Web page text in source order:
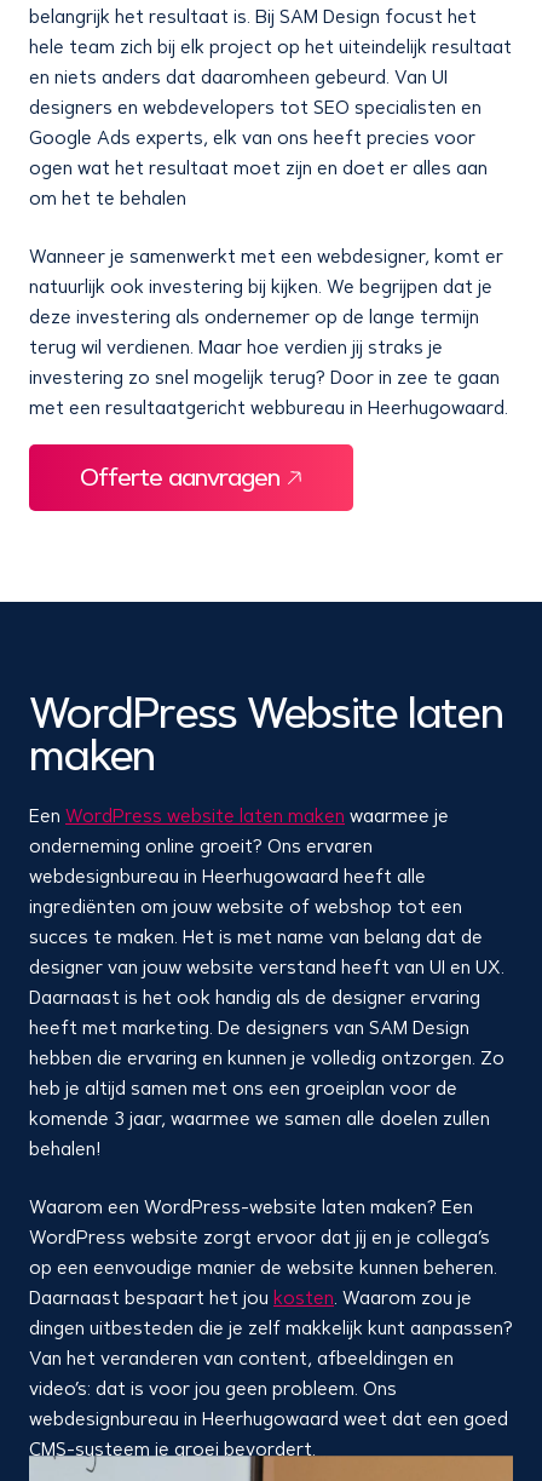
belangrijk het resultaat is. Bij SAM Design focust het
hele team zich bij elk project op het uiteindelijk resultaat
en niets anders dat daaromheen gebeurd. Van UI
designers en webdevelopers tot SEO specialisten en
Google Ads experts, elk van ons heeft precies voor
ogen wat het resultaat moet zijn en doet er alles aan
om het te behalen
Wanneer je samenwerkt met een webdesigner, komt er
natuurlijk ook investering bij kijken. We begrijpen dat je
deze investering als ondernemer op de lange termijn
terug wil verdienen. Maar hoe verdien jij straks je
investering zo snel mogelijk terug? Door in zee te gaan
met een resultaatgericht webbureau in Heerhugowaard.
Offerte aanvragen
WordPress Website laten
maken
Een WordPress website laten maken waarmee je
onderneming online groeit? Ons ervaren
webdesignbureau in Heerhugowaard heeft alle
ingrediënten om jouw website of webshop tot een
succes te maken. Het is met name van belang dat de
designer van jouw website verstand heeft van UI en UX.
Daarnaast is het ook handig als de designer ervaring
heeft met marketing. De designers van SAM Design
hebben die ervaring en kunnen je volledig ontzorgen. Zo
heb je altijd samen met ons een groeiplan voor de
komende 3 jaar, waarmee we samen alle doelen zullen
behalen!
Waarom een WordPress-website laten maken? Een
WordPress website zorgt ervoor dat jij en je collega’s
op een eenvoudige manier de website kunnen beheren.
Daarnaast bespaart het jou kosten. Waarom zou je
dingen uitbesteden die je zelf makkelijk kunt aanpassen?
Van het veranderen van content, afbeeldingen en
video’s: dat is voor jou geen probleem. Ons
webdesignbureau in Heerhugowaard weet dat een goed
CMS-systeem je groei bevordert.